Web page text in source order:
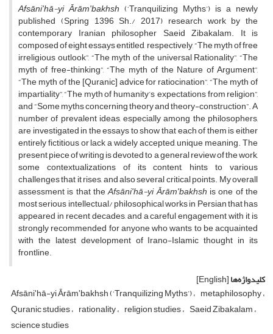
Afsāniʹhā-yiĀrāmʹbakhsh (‘Tranquilizing Myths’) is a newly
published (Spring 1396 Sh./ 2017) research work by the
contemporary Iranian philosopher Saeid Zibakalam. It is
composed of eight essays entitled, respectively, “The myth of free
irreligious outlook”, “The myth of the universal Rationality”, “The
myth of free-thinking”, “The myth of the Nature of Argument”,
“The myth of the [Quranic] advice for ratiocination”, “The myth of
impartiality”, “The myth of humanity’s expectations from religion”,
and “Some myths concerning theory and theory-construction”. A
number of prevalent ideas, especially among the philosophers,
are investigated in the essays to show that each of them is either
entirely fictitious or lack a widely accepted, unique meaning. The
present piece of writing is devoted to a general review of the work,
some contextualizations of its content, hints to various
challenges that it rises, and also several critical points. My overall
assessment is that theAfsāniʹhā-yiĀrāmʹbakhsh is one of the
most serious intellectual/ philosophical works in Persian that has
appeared in recent decades, and a careful engagement with it is
strongly recommended for anyone who wants to be acquainted
with the latest development of Irano-Islamic thought in its
frontline.
کلیدواژه‌ها[English]
Afsāniʹhā-yi Ārāmʹbakhsh (‘Tranquilizing Myths’) metaphilosophy
Quranic studies rationality religion studies Saeid Zibakalam
science studies